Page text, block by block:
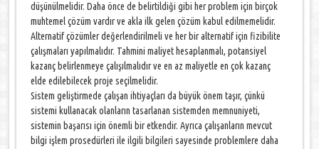
düşünülmelidir. Daha önce de belirtildiği gibi her problem için birçok
muhtemel çözüm vardır ve akla ilk gelen çözüm kabul edilmemelidir.
Alternatif çözümler değerlendirilmeli ve her bir alternatif için fizibilite
çalışmaları yapılmalıdır. Tahmini maliyet hesaplanmalı, potansiyel
kazanç belirlenmeye çalışılmalıdır ve en az maliyetle en çok kazanç
elde edilebilecek proje seçilmelidir.
Sistem geliştirmede çalışan ihtiyaçları da büyük önem taşır, çünkü
sistemi kullanacak olanların tasarlanan sistemden memnuniyeti,
sistemin başarısı için önemli bir etkendir. Ayrıca çalışanların mevcut
bilgi işlem prosedürleri ile ilgili bilgileri sayesinde problemlere daha